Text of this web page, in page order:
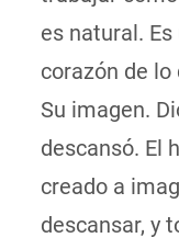
es natural.
corazón de
Su imagen.
descansó. El
creado a
descansar, y